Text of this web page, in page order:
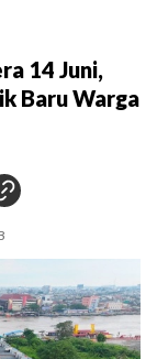
14 Juni,
Baru Warga